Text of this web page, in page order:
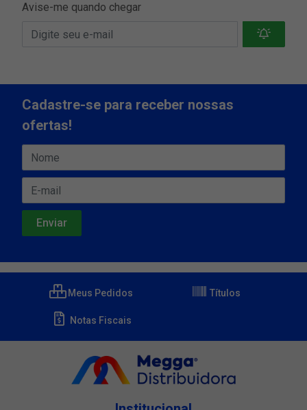
Avise-me quando chegar
Cadastre-se para receber nossas
ofertas!
Meus Pedidos Títulos
Notas Fiscais